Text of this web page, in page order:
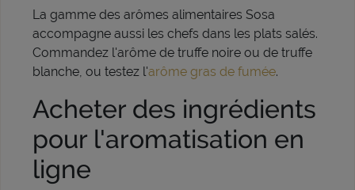
La gamme des arômes alimentaires Sosa
accompagne aussi les chefs dans les plats salés.
Commandez l'arôme de truffe noire ou de truffe
blanche, ou testez l'arôme gras de fumée.
Acheter des ingrédients
pour l'aromatisation en
ligne